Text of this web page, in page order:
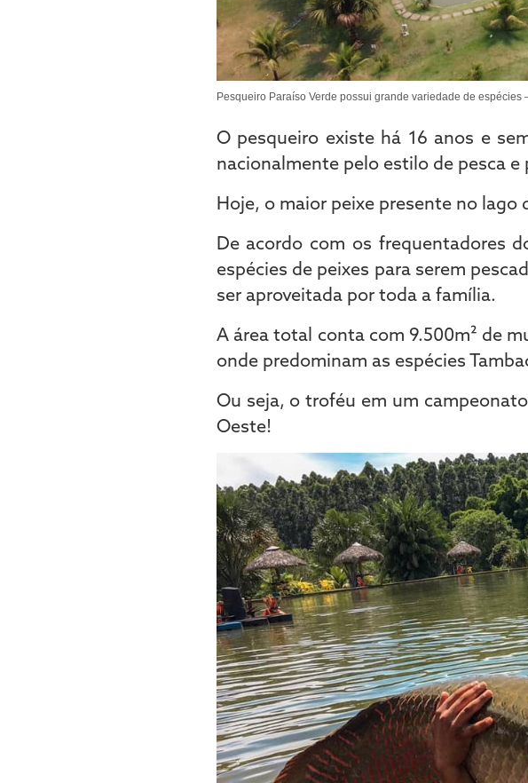
Pesqueiro Paraíso Verde possui grande variedade de
O pesqueiro existe há 16 anos e
nacionalmente pelo estilo de pesca e
Hoje, o maior peixe presente no lago
De acordo com os frequentadores
espécies de peixes para serem
ser aproveitada por toda a família.
A área total conta com 9.500m² de
onde predominam as espécies
Ou seja, o troféu em um
Oeste!